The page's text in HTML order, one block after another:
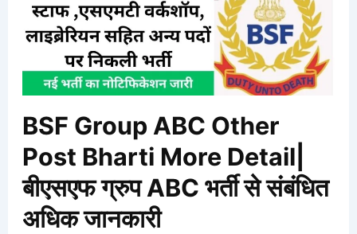
BSF Group ABC Other
Post Bharti More Detail|
बीएसएफ ग्रुप ABC भर्ती से संबंधित
अधिक जानकारी